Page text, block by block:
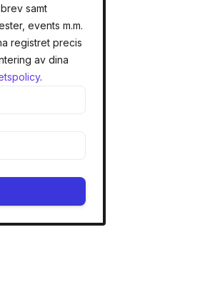
samt
events m.m.
registret precis
av dina
.